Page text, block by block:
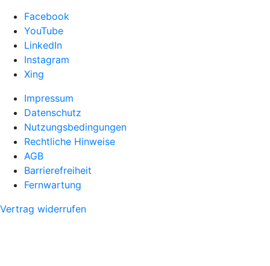
Facebook
YouTube
LinkedIn
Instagram
Xing
Impressum
Datenschutz
Nutzungsbedingungen
Rechtliche Hinweise
AGB
Barrierefreiheit
Fernwartung
Vertrag widerrufen